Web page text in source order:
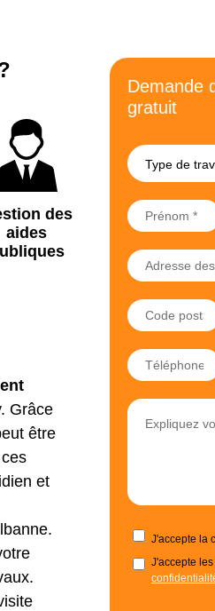
des
aides
Grâce
être
et
Demande
gratuit
Type de
J'accepte la
J'accepte les